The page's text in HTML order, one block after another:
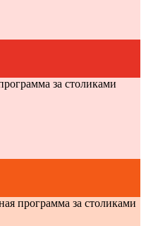
за столиками
программа за столиками